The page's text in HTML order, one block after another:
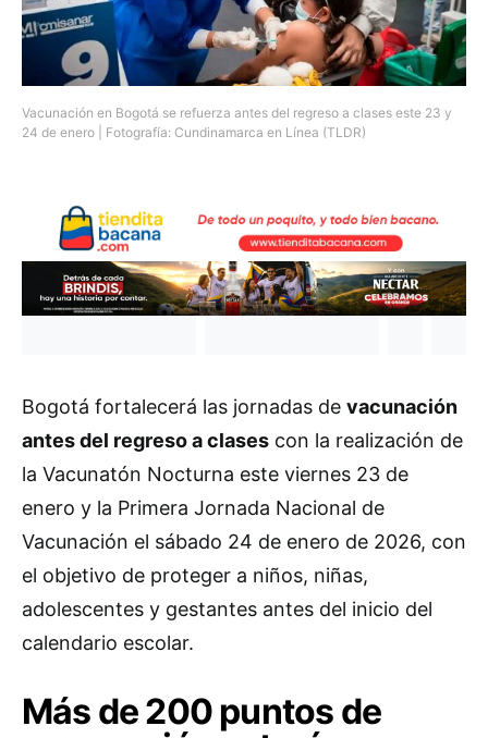
Vacunación en Bogotá se refuerza antes del regreso a clases este 23 y
24 de enero | Fotografía: Cundinamarca en Línea (TLDR)
Bogotá fortalecerá las jornadas de vacunación
antes del regreso a clases con la realización de
la Vacunatón Nocturna este viernes 23 de
enero y la Primera Jornada Nacional de
Vacunación el sábado 24 de enero de 2026, con
el objetivo de proteger a niños, niñas,
adolescentes y gestantes antes del inicio del
calendario escolar.
Más de 200 puntos de